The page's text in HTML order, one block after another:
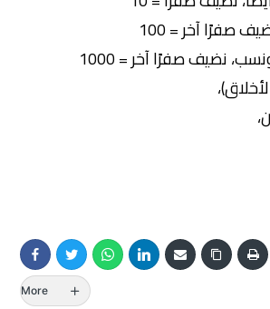
صفرًا آخر = 100
نضيف صفرًا آخر = 1000
More